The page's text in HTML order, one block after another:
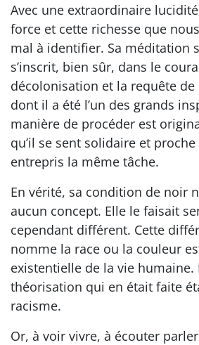
Avec une extraordinaire
force et cette richesse que
mal à identifier. Sa méditation
s’inscrit, bien sûr, dans le
décolonisation et la requête de
dont il a été l’un des grands
manière de procéder est
qu’il se sent solidaire et
entrepris la même tâche.
En vérité, sa condition de noir
aucun concept. Elle le faisait
cependant différent. Cette
nomme la race ou la couleur
existentielle de la vie humaine.
théorisation qui en était faite
racisme.
Or, à voir vivre, à écouter